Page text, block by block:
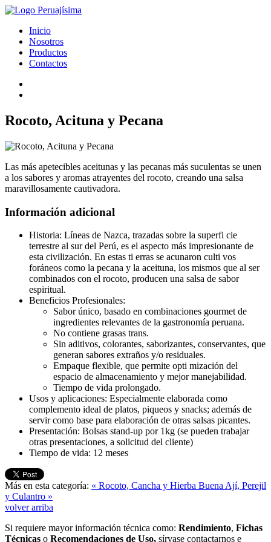
Inicio
Nosotros
Productos
Contactos
Rocoto, Acituna y Pecana
Las más apetecibles aceitunas y las pecanas más suculentas se unen
a los sabores y aromas atrayentes del rocoto, creando una salsa
maravillosamente cautivadora.
Información adicional
Historia: Líneas de Nazca, trazadas sobre la superfi cie
terrestre al sur del Perú, es el aspecto más impresionante de
esta civilización. En estas ti erras se acunaron culti vos
foráneos como la pecana y la aceituna, los mismos que al ser
combinados con el rocoto, producen una salsa de sabor
espiritual.
Beneficios Profesionales:
Sabor único, basado en combinaciones gourmet de
ingredientes relevantes de la gastronomía peruana.
No contiene grasas trans.
Sin aditivos, colorantes, saborizantes, conservantes, que
generan sabores extraños y/o residuales.
Empaque flexible, que permite opti mización del
espacio de almacenamiento y mejor manejabilidad.
Tiempo de vida prolongado.
Usos y aplicaciones: Especialmente elaborada como
complemento ideal de platos, piqueos y snacks; además de
servir como base para elaboración de otras salsas picantes.
Presentación: Bolsas stand-up por 1kg (se pueden trabajar
otras presentaciones, a solicitud del cliente)
Tiempo de vida: 12 meses
Más en esta categoría: « Rocoto, Cancha y Hierba Buena Ají, Perejil
y Culantro »
volver arriba
Si requiere mayor información técnica como: Rendimiento, Fichas
Técnicas o Recomendaciones de Uso, sírvase contactarnos e